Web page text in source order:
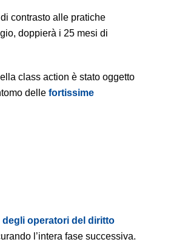
contrasto alle pratiche
doppierà i 25 mesi di
class action è stato oggetto
delle fortissime
degli operatori del diritto
l’intera fase successiva.